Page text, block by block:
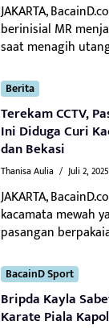
JAKARTA,
berinisial MR
saat menagih
Berita
Terekam CCTV,
Ini Diduga Curi
dan Bekasi
Thanisa Aulia / Juli 2, 2025
JAKARTA,
kacamata mewah
pasangan
BacainD Sport
Bripda Kayla
Karate Piala